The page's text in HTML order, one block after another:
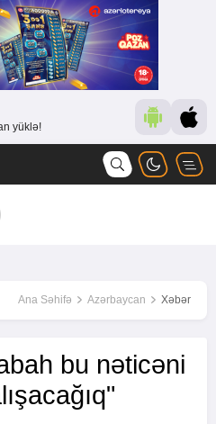
yüklə!
Ana Səhifə Azərbaycan Xəbər
bu nəticəni